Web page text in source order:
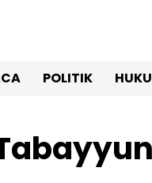
POLITIK